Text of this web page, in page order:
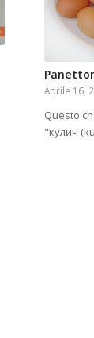
Aprile 16,
Questo
"кулич